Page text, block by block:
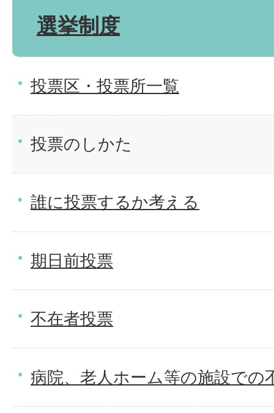
選挙制度
投票区・投票所一覧
投票のしかた
誰に投票するか考える
期日前投票
不在者投票
病院、老人ホーム等の施設での